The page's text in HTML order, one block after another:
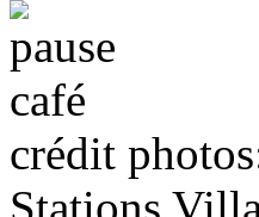
crédit
Stations